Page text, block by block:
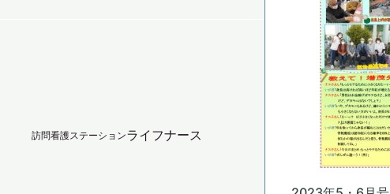
訪問看護ステーションライフナース